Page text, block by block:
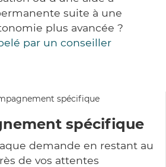
suite à une
plus avancée ?
par un conseiller
spécifique
demande en restant au
de vos attentes